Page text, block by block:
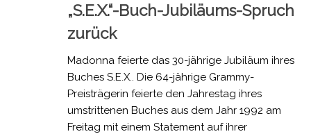
„S.E.X.“-Buch-Jubiläums-Spruch
zurück
Madonna feierte das 30-jährige Jubiläum ihres
Buches S.E.X.. Die 64-jährige Grammy-
Preisträgerin feierte den Jahrestag ihres
umstrittenen Buches aus dem Jahr 1992 am
Freitag mit einem Statement auf ihrer